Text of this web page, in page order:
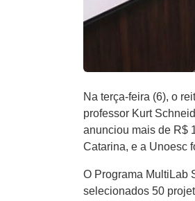
Na terça-feira (6), o
professor Kurt
anunciou mais de R$
Catarina, e a Unoesc
O Programa MultiLab
selecionados 50